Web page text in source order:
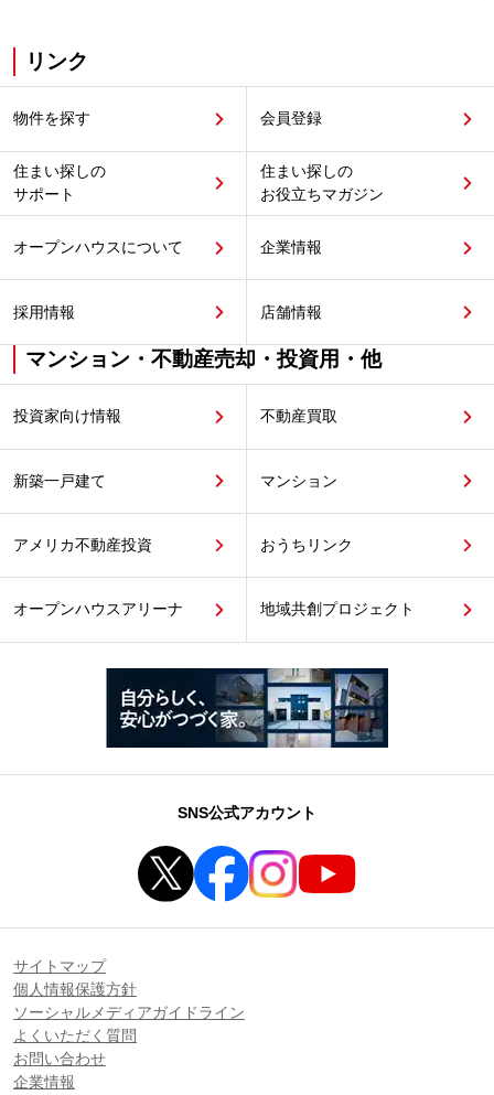
リンク
物件を探す 会員登録
住まい探しの
サポート
住まい探しの
お役立ちマガジン
オープンハウスについて 企業情報
採用情報 店舗情報
マンション・不動産売却・投資用・他
投資家向け情報 不動産買取
新築一戸建て マンション
アメリカ不動産投資 おうちリンク
オープンハウスアリーナ 地域共創プロジェクト
SNS公式アカウント
サイトマップ
個人情報保護方針
ソーシャルメディアガイドライン
よくいただく質問
お問い合わせ
企業情報